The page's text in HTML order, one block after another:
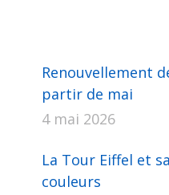
Renouvellement
partir de mai
4 mai 2026
La Tour Eiffel et
couleurs